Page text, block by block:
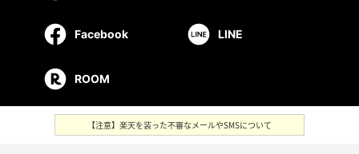
Facebook LINE
ROOM
【注意】楽天を装った不審なメールやSMSについて